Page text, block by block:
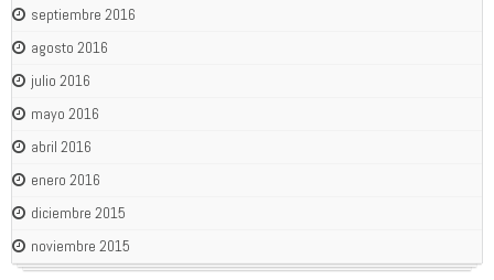
septiembre 2016
agosto 2016
julio 2016
mayo 2016
abril 2016
enero 2016
diciembre 2015
noviembre 2015